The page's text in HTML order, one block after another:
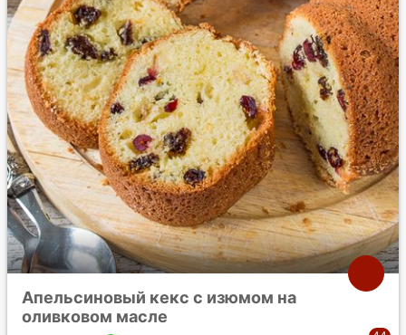
Апельсиновый кекс с изюмом на
оливковом масле